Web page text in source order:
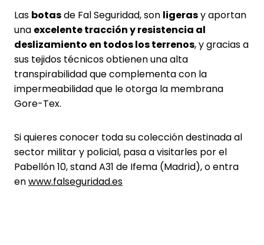
Las botasde Fal Seguridad, son ligerasy aportan
una excelente tracción y resistencia al
deslizamiento en todos los terrenos, y gracias a
sus tejidos técnicos obtienen una alta
transpirabilidad que complementa con la
impermeabilidad que le otorga la membrana
Gore-Tex.
Si quieres conocer toda su colección destinada al
sector militar y policial, pasa a visitarles por el
Pabellón 10, stand A31 de Ifema (Madrid), o entra
enwww.falseguridad.es